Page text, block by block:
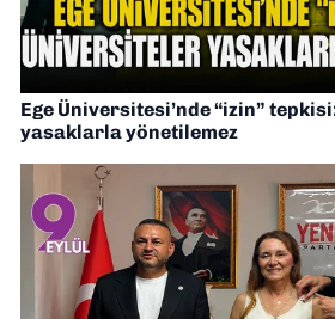
Ege Üniversitesi’nde “izin”
yasaklarla yönetilemez